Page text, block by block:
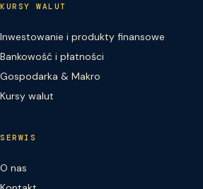
KURSY WALUT
Inwestowanie i produkty finansowe
Bankowość i płatności
Gospodarka & Makro
Kursy walut
SERWIS
O nas